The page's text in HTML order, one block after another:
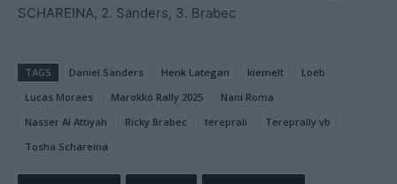
SCHAREINA, 2. Sanders, 3. Brabec
TAGS Daniel Sanders Henk Lategan kiemelt
Loeb
Lucas Moraes
Marokkó Rally 2025
Nani Roma
Nasser Al Attiyah
Ricky Brabec tereprali
Tereprally vb
Tosha Schareina